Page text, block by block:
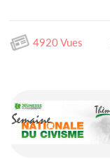
4920 Vues